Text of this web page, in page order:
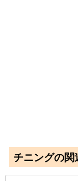
チニングの関